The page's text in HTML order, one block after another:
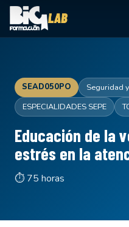
SEAD050PO
Seguridad
ESPECIALIDADES SEPE
Educación de la
estrés en la
⏱ 75 horas